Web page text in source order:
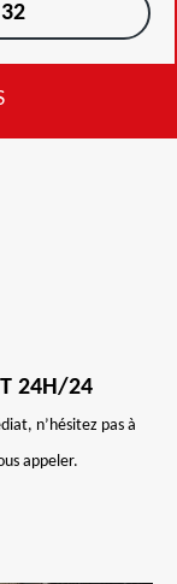
24H/24
n’hésitez pas à
appeler.